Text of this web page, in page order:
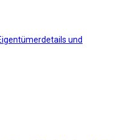
und